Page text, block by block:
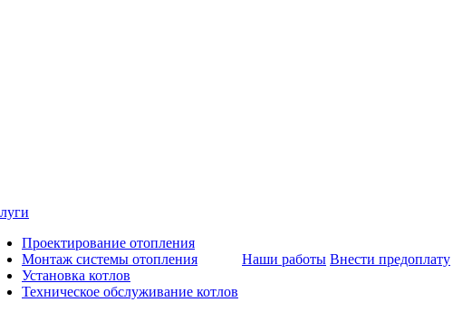
Проектирование отопления
Монтаж системы отопления
Установка котлов
Техническое обслуживание котлов
Наши работы Внести предоплату